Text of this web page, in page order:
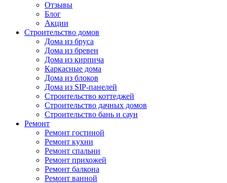
Отзывы
Блог
Акции
Строительство домов
Дома из бруса
Дома из бревен
Дома из кирпича
Каркасные дома
Дома из блоков
Дома из SIP-панелей
Строительство коттеджей
Строительство дачных домов
Строительство бань и саун
Ремонт
Ремонт гостиной
Ремонт кухни
Ремонт спальни
Ремонт прихожей
Ремонт балкона
Ремонт ванной